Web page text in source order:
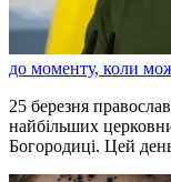
до моменту, коли
25 березня
найбільших
Богородиці. Цей